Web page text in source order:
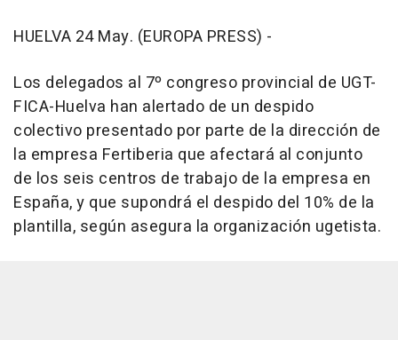
HUELVA 24 May. (EUROPA PRESS) -
Los delegados al 7º congreso provincial de UGT-
FICA-Huelva han alertado de un despido
colectivo presentado por parte de la dirección de
la empresa Fertiberia que afectará al conjunto
de los seis centros de trabajo de la empresa en
España, y que supondrá el despido del 10% de la
plantilla, según asegura la organización ugetista.